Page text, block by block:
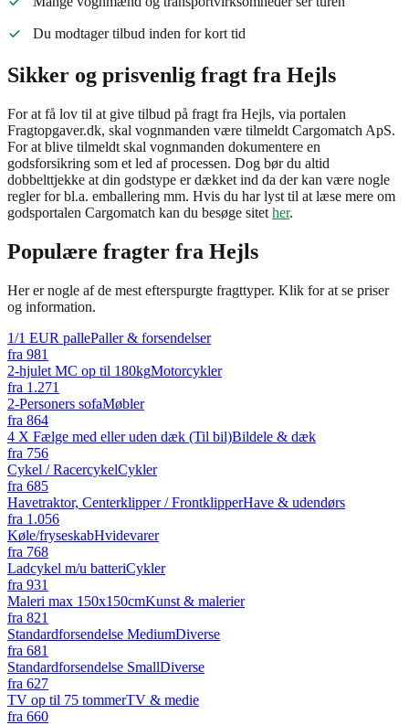
Du modtager tilbud inden for kort tid
Sikker og prisvenlig fragt fra Hejls
For at få lov til at give tilbud på fragt fra Hejls, via portalen
Fragtopgaver.dk, skal vognmanden være tilmeldt Cargomatch ApS.
For at blive tilmeldt skal vognmanden dokumentere en
godsforsikring som et led af processen. Dog bør du altid
dobbelttjekke at din godstype er dækket ind da der kan være nogle
regler for bl.a. emballering mm. Hvis du har lyst til at læse mere om
godsportalen Cargomatch kan du besøge sitet her.
Populære fragter fra Hejls
Her er nogle af de mest efterspurgte fragttyper. Klik for at se priser
og information.
1/1 EUR pallePaller & forsendelser
fra 981
2-hjulet MC op til 180kgMotorcykler
fra 1.271
2-Personers sofaMøbler
fra 864
4 X Fælge med eller uden dæk (Til bil)Bildele & dæk
fra 756
Cykel / RacercykelCykler
fra 685
Havetraktor, Centerklipper / FrontklipperHave & udendørs
fra 1.056
Køle/fryseskabHvidevarer
fra 768
Ladcykel m/u batteriCykler
fra 931
Maleri max 150x150cmKunst & malerier
fra 821
Standardforsendelse MediumDiverse
fra 681
Standardforsendelse SmallDiverse
fra 627
TV op til 75 tommerTV & medie
fra 660